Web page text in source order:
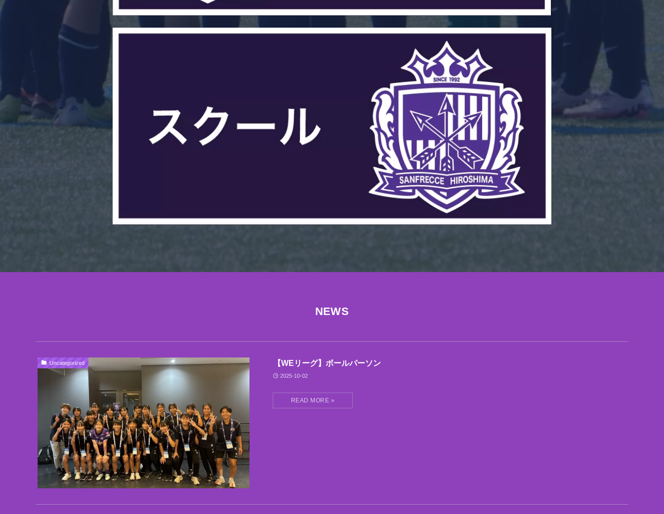
NEWS
Uncategorized 【WEリーグ】ボールパーソン
2025-10-02